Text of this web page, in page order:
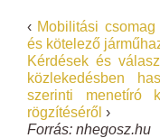
‹ Mobilitási
és kötelező
Kérdések és
közlekedésben
szerinti menetíró
rögzítéséről ›
Forrás: nhegosz.hu